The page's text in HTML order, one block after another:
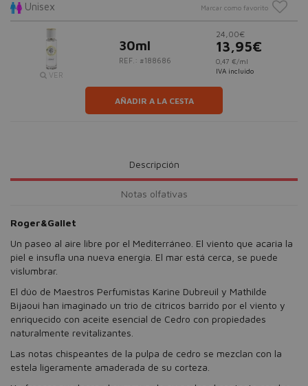
Unisex Marcar como favorito
VER
30ml
REF.: #188686
24,00€
13,95€
0,47 €/ml
IVA incluido
AÑADIR A LA CESTA
Descripción
Notas olfativas
Roger&Gallet
Un paseo al aire libre por el Mediterráneo. El viento que acaria la
piel e insufla una nueva energía. El mar está cerca, se puede
vislumbrar.
El dúo de Maestros Perfumistas Karine Dubreuil y Mathilde
Bijaoui han imaginado un trio de cítricos barrido por el viento y
enriquecido con aceite esencial de Cedro con propiedades
naturalmente revitalizantes.
Las notas chispeantes de la pulpa de cedro se mezclan con la
estela ligeramente amaderada de su corteza.